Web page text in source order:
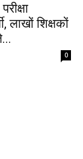
लाखों शिक्षकों
0